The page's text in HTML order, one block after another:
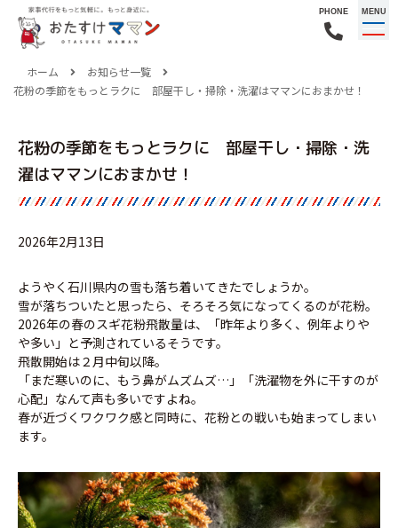
MENU
PHONE
ホーム
お知らせ一覧
花粉の季節をもっとラクに 部屋干し・掃除・洗濯はママンにおまかせ！
花粉の季節をもっとラクに 部屋干し・掃除・洗
濯はママンにおまかせ！
2026年2月13日
ようやく石川県内の雪も落ち着いてきたでしょうか。
雪が落ちついたと思ったら、そろそろ気になってくるのが花粉。
2026年の春のスギ花粉飛散量は、「昨年より多く、例年よりや
や多い」と予測されているそうです。
飛散開始は２月中旬以降。
「まだ寒いのに、もう鼻がムズムズ…」「洗濯物を外に干すのが
心配」なんて声も多いですよね。
春が近づくワクワク感と同時に、花粉との戦いも始まってしまい
ます。